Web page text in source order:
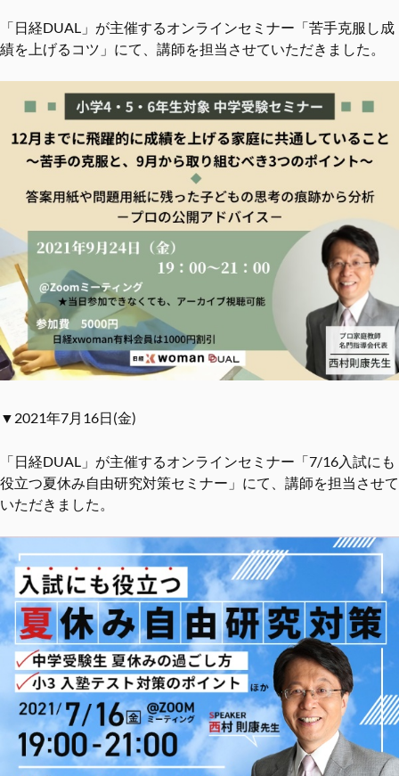
「日経DUAL」が主催するオンラインセミナー「苦手克服し成
績を上げるコツ」にて、講師を担当させていただきました。
▼2021年7月16日(金)
「日経DUAL」が主催するオンラインセミナー「7/16入試にも
役立つ夏休み自由研究対策セミナー」にて、講師を担当させて
いただきました。